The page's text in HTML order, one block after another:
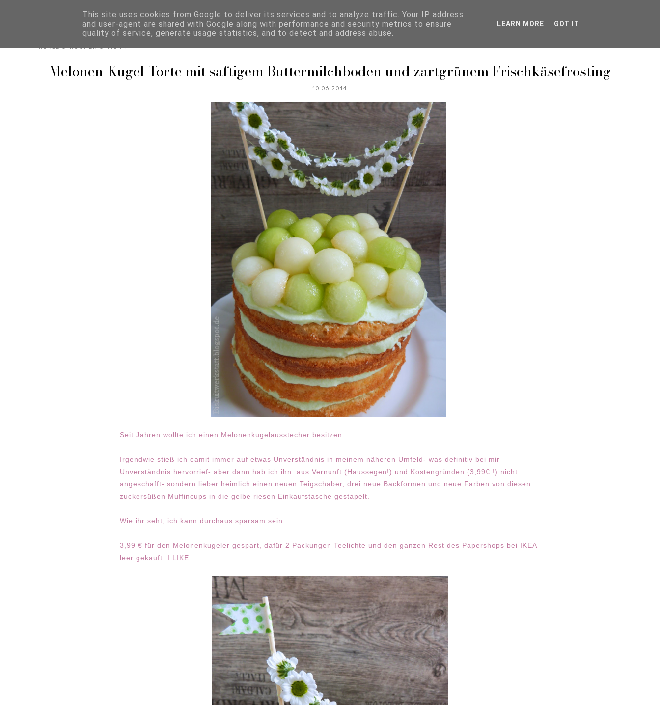
Biskuitwerkstatt
KEKSE & KUCHEN & MEHR
REZEPTKATEGORIEN
Melonen-Kugel-Torte mit saftigem Buttermilchboden und zartgrünem Frischkäsefrosting
10.06.2014
Seit Jahren wollte ich einen Melonenkugelausstecher besitzen.
Irgendwie stieß ich damit immer auf etwas Unverständnis in meinem näheren Umfeld- was definitiv bei mir
Unverständnis hervorrief- aber dann hab ich ihn aus Vernunft (Haussegen!) und Kostengründen (3,99€ !) nicht
angeschafft- sondern lieber heimlich einen neuen Teigschaber, drei neue Backformen und neue Farben von diesen
zuckersüßen Muffincups in die gelbe riesen Einkaufstasche gestapelt.
Wie ihr seht, ich kann durchaus sparsam sein.
3,99 € für den Melonenkugeler gespart, dafür 2 Packungen Teelichte und den ganzen Rest des Papershops bei IKEA
leer gekauft. I LIKE
This site uses cookies from Google to deliver its services and to analyze traffic. Your IP address
and user-agent are shared with Google along with performance and security metrics to ensure
quality of service, generate usage statistics, and to detect and address abuse.
LEARN MORE GOT IT